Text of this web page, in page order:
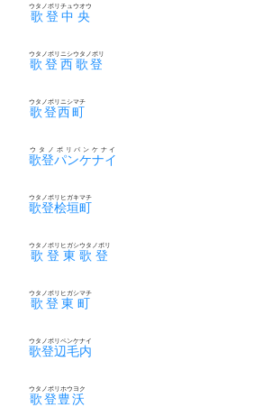
歌登中央
ウタノボリチュウオウ
歌登西歌登
ウタノボリニシウタノボリ
歌登西町
ウタノボリニシマチ
歌登パンケナイ
ウタノボリパンケナイ
歌登桧垣町
ウタノボリヒガキマチ
歌登東歌登
ウタノボリヒガシウタノボリ
歌登東町
ウタノボリヒガシマチ
歌登辺毛内
ウタノボリペンケナイ
歌登豊沃
ウタノボリホウヨク